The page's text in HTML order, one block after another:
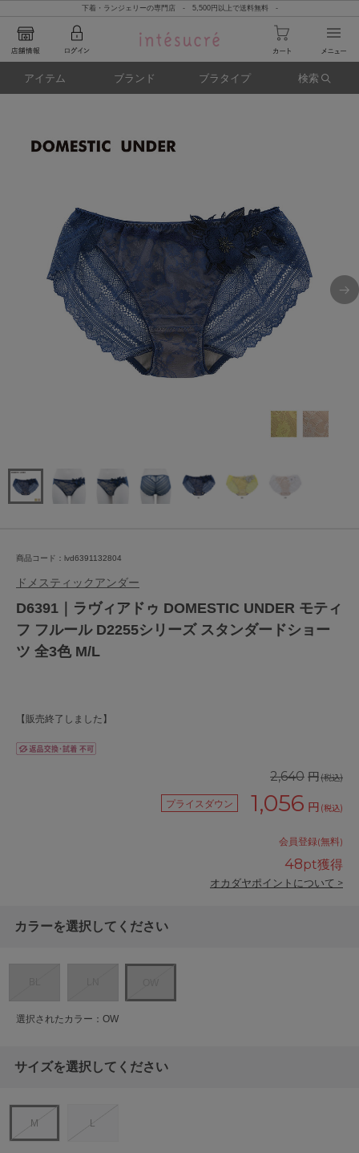
下着・ランジェリーの専門店 - 5,500円以上で送料無料 -
アイテム ブランド ブラタイプ 検索
商品コード：lvd6391132804
ドメスティックアンダー
D6391｜ラヴィアドゥ DOMESTIC UNDER モティ
フ フルール D2255シリーズ スタンダードショー
ツ 全3色 M/L
【販売終了しました】
2,640 円(税込)
プライスダウン 1,056 円 (税込)
会員登録(無料)
48pt獲得
オカダヤポイントについて >
カラーを選択してください
選択されたカラー：OW
サイズを選択してください
M L